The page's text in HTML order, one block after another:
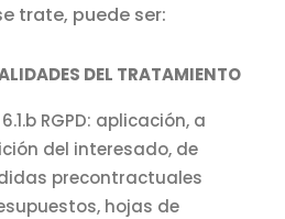
trate, puede ser:
DEL TRATAMIENTO
RGPD: aplicación, a
del interesado, de
precontractuales
hojas de